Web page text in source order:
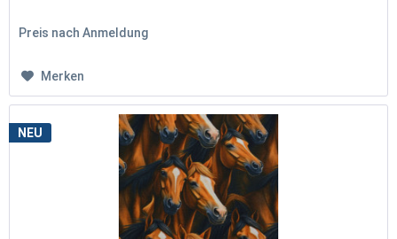
Preis nach Anmeldung
Merken
NEU